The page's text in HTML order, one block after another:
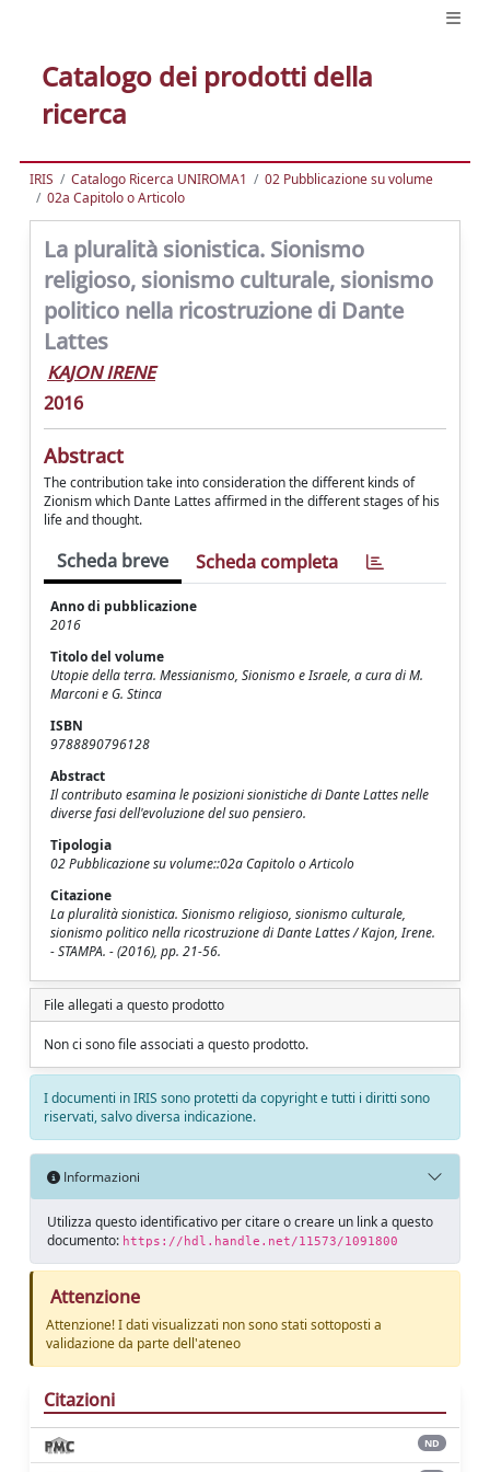
Catalogo dei prodotti della
ricerca
IRIS Catalogo Ricerca UNIROMA1
02 Pubblicazione su volume
02a Capitolo o Articolo
La pluralità sionistica. Sionismo
religioso, sionismo culturale, sionismo
politico nella ricostruzione di Dante
Lattes
KAJON IRENE
2016
Abstract
The contribution take into consideration the different kinds of
Zionism which Dante Lattes affirmed in the different stages of his
life and thought.
Scheda breve Scheda completa
Anno di pubblicazione
2016
Titolo del volume
Utopie della terra. Messianismo, Sionismo e Israele, a cura di M.
Marconi e G. Stinca
ISBN
9788890796128
Abstract
Il contributo esamina le posizioni sionistiche di Dante Lattes nelle
diverse fasi dell'evoluzione del suo pensiero.
Tipologia
02 Pubblicazione su volume::02a Capitolo o Articolo
Citazione
La pluralità sionistica. Sionismo religioso, sionismo culturale,
sionismo politico nella ricostruzione di Dante Lattes / Kajon, Irene.
- STAMPA. - (2016), pp. 21-56.
File allegati a questo prodotto
Non ci sono file associati a questo prodotto.
I documenti in IRIS sono protetti da copyright e tutti i diritti sono
riservati, salvo diversa indicazione.
Informazioni
Utilizza questo identificativo per citare o creare un link a questo
documento: https://hdl.handle.net/11573/1091800
Attenzione
Attenzione! I dati visualizzati non sono stati sottoposti a
validazione da parte dell'ateneo
Citazioni
ND